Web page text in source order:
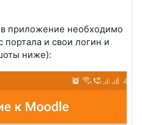
приложение необходимо
портала и свои логин и
ниже):